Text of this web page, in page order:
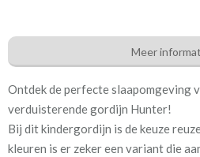
Va_Hunter 1049 Sweet
Artikelnummer
Stofbreedte:
Meer
Ontdek de perfecte slaapomgeving
verduisterende gordijn Hunter!
Bij dit kindergordijn is de keuze
kleuren is er zeker een variant die